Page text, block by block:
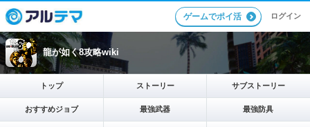
ゲームでポイ活 ログイン
龍が如く8攻略wiki
トップ ストーリー サブストーリー
おすすめジョブ 最強武器 最強防具